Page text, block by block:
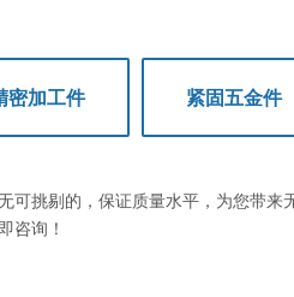
密加工件 紧固五金件
可挑剔的，保证质量水平，为您带来
咨询！